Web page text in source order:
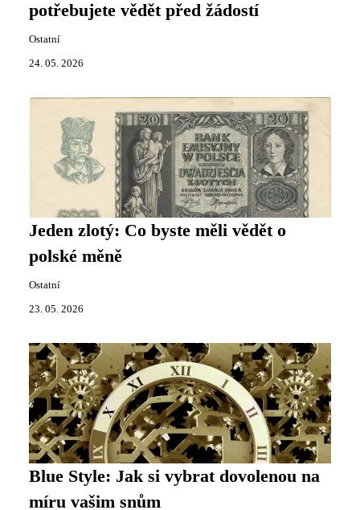
potřebujete vědět před žádostí
Ostatní
24. 05. 2026
Jeden zlotý: Co byste měli vědět o
polské měně
Ostatní
23. 05. 2026
Blue Style: Jak si vybrat dovolenou na
míru vašim snům